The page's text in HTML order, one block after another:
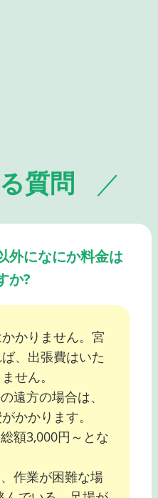
質問
外になにか料金は
か?
かりません。宮
、出張費はいた
せん。
遠方の場合は、
かかります。
額3,000円～とな
作業が困難な場